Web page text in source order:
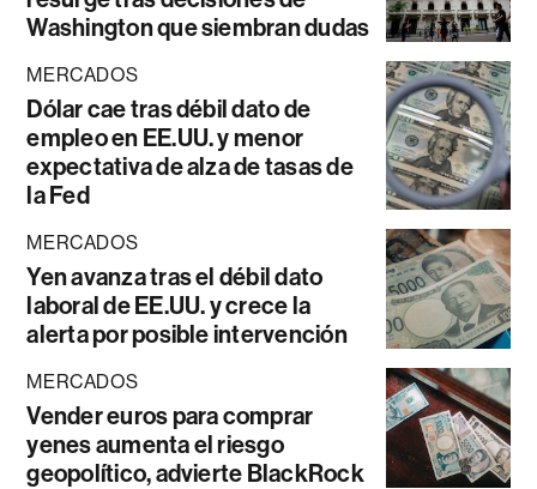
Washington que siembran dudas
MERCADOS
Dólar cae tras débil dato de
empleo en EE.UU. y menor
expectativa de alza de tasas de
la Fed
MERCADOS
Yen avanza tras el débil dato
laboral de EE.UU. y crece la
alerta por posible intervención
MERCADOS
Vender euros para comprar
yenes aumenta el riesgo
geopolítico, advierte BlackRock